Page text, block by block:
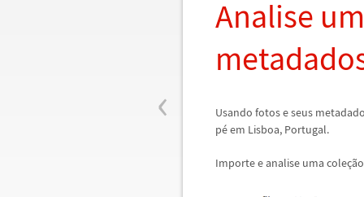
‹
Analise
Usando fotos e seus
péem Lisboa, Portugal.
Importe e analise uma coleçã